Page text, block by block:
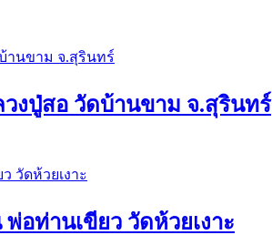
วงปู่สอ วัดบ้านขาม จ.สุรินทร์
ท่านเขียว วัดห้วยเงาะ